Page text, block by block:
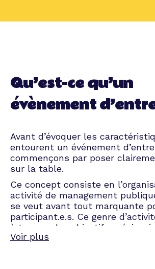
Qu’est-ce qu’un
évènement
Avant d’évoquer les
entourent un événement
commençons par poser
sur la table.
Ce concept consiste en
activité de management
se veut avant tout marquante
participant.e.s. Ce genre
à travers des objectifs précis,
prédéfinie et se déroule dans
Voir plus